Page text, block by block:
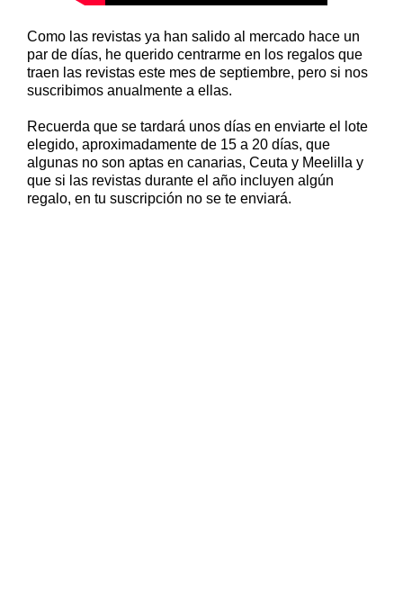
Como las revistas ya han salido al mercado hace un
par de días, he querido centrarme en los regalos que
traen las revistas este mes de septiembre, pero si nos
suscribimos anualmente a ellas.
Recuerda que se tardará unos días en enviarte el lote
elegido, aproximadamente de 15 a 20 días, que
algunas no son aptas en canarias, Ceuta y Meelilla y
que si las revistas durante el año incluyen algún
regalo, en tu suscripción no se te enviará.